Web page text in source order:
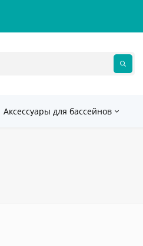
Аксессуары для бассейнов